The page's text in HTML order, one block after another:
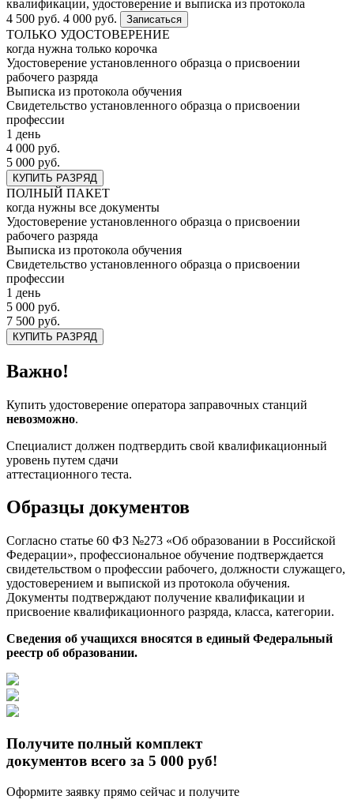
квалификации, удостоверение и выписка из протокола
4 500 руб. 4 000 руб. Записаться
ТОЛЬКО УДОСТОВЕРЕНИЕ
когда нужна только корочка
Удостоверение установленного образца о присвоении
рабочего разряда
Выписка из протокола обучения
Свидетельство установленного образца о присвоении
профессии
1 день
4 000 руб.
5 000 руб.
КУПИТЬ РАЗРЯД
ПОЛНЫЙ ПАКЕТ
когда нужны все документы
Удостоверение установленного образца о присвоении
рабочего разряда
Выписка из протокола обучения
Свидетельство установленного образца о присвоении
профессии
1 день
5 000 руб.
7 500 руб.
КУПИТЬ РАЗРЯД
Важно!
Купить удостоверение оператора заправочных станций
невозможно.
Специалист должен подтвердить свой квалификационный
уровень путем сдачи
аттестационного теста.
Образцы документов
Согласно статье 60 ФЗ №273 «Об образовании в Российской
Федерации», профессиональное обучение подтверждается
свидетельством о профессии рабочего, должности служащего,
удостоверением и выпиской из протокола обучения.
Документы подтверждают получение квалификации и
присвоение квалификационного разряда, класса, категории.
Сведения об учащихся вносятся в единый Федеральный
реестр об образовании.
Получите полный комплект
документов всего за 5 000 руб!
Оформите заявку прямо сейчас и получите